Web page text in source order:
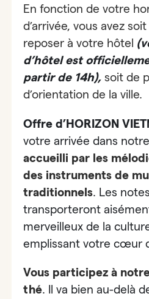
En fonction de votre
d’arrivée, vous avez
reposer à votre hôtel
d’hôtel est
partir de 14h), soit de
d’orientation de la ville.
Offre d’HORIZON
votre arrivée dans
accueilli par les
des instruments de
traditionnels. Les
transporteront
merveilleux de la
emplissant votre cœur
Vous participez à
thé. Il va bien au-delà